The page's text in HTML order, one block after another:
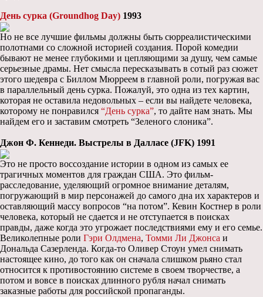
День сурка (Groundhog Day) 1993
Но не все лучшие фильмы должны быть сюрреалистическими
полотнами со сложной историей создания. Порой комедии
бывают не менее глубокими и цепляющими за душу, чем самые
серьезные драмы. Нет смысла пересказывать в сотый раз сюжет
этого шедевра с Биллом Мюрреем в главной роли, погружая вас
в параллельный день сурка. Пожалуй, это одна из тех картин,
которая не оставила недовольных – если вы найдете человека,
которому не понравился “День сурка”, то дайте нам знать. Мы
найдем его и заставим смотреть “Зеленого слоника”.
Джон Ф. Кеннеди. Выстрелы в Далласе (JFK) 1991
Это не просто воссоздание истории в одном из самых ее
трагичных моментов для граждан США. Это фильм-
расследование, уделяющий огромное внимание деталям,
погружающий в мир персонажей до самого дна их характеров и
оставляющий массу вопросов “на потом”. Кевин Костнер в роли
человека, который не сдается и не отступается в поисках
правды, даже когда это угрожает последствиями ему и его семье.
Великолепные роли Гэри Олдмена, Томми Ли Джонса и
Дональда Сазерленда. Когда-то Оливер Стоун умел снимать
настоящее кино, до того как он сначала слишком рьяно стал
относится к противостоянию системе в своем творчестве, а
потом и вовсе в поисках длинного рубля начал снимать
заказные работы для российской пропаганды.